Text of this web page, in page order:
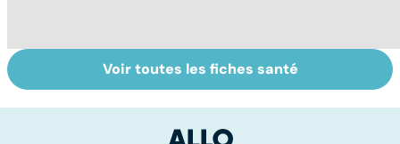
Staphylocoque
doré : une
Qu'est-ce que le
coma ?
Voir toutes les fiches santé